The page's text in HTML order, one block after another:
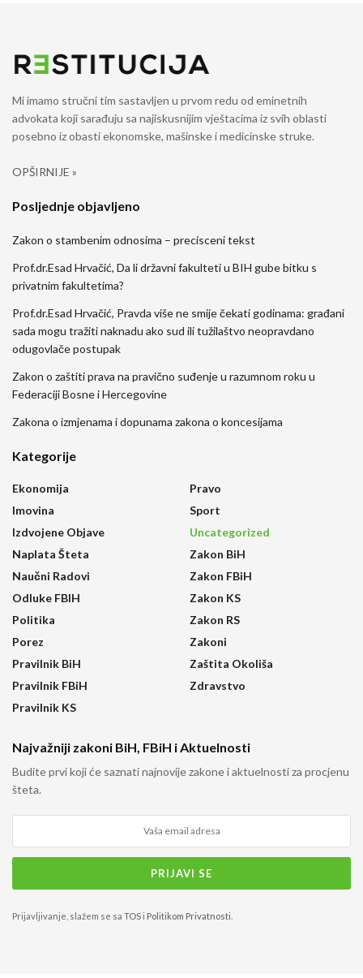
Mi imamo stručni tim sastavljen u prvom redu od eminetnih
advokata koji sarađuju sa najiskusnijim vještacima iz svih oblasti
posebno iz obasti ekonomske, mašinske i medicinske struke.
OPŠIRNIJE »
Posljednje objavljeno
Zakon o stambenim odnosima – precisceni tekst
Prof.dr.Esad Hrvačić, Da li državni fakulteti u BIH gube bitku s
privatnim fakultetima?
Prof.dr.Esad Hrvačić, Pravda više ne smije čekati godinama: građani
sada mogu tražiti naknadu ako sud ili tužilaštvo neopravdano
odugovlače postupak
Zakon o zaštiti prava na pravično suđenje u razumnom roku u
Federaciji Bosne i Hercegovine
Zakona o izmjenama i dopunama zakona o koncesijama
Kategorije
Ekonomija
Imovina
Izdvojene Objave
Naplata Šteta
Naučni Radovi
Odluke FBIH
Politika
Porez
Pravilnik BiH
Pravilnik FBiH
Pravilnik KS
Pravo
Sport
Uncategorized
Zakon BiH
Zakon FBiH
Zakon KS
Zakon RS
Zakoni
Zaštita Okoliša
Zdravstvo
Najvažniji zakoni BiH, FBiH i Aktuelnosti
Budite prvi koji će saznati najnovije zakone i aktuelnosti za procjenu
šteta.
Prijavljivanje, slažem se sa TOSi Politikom Privatnosti